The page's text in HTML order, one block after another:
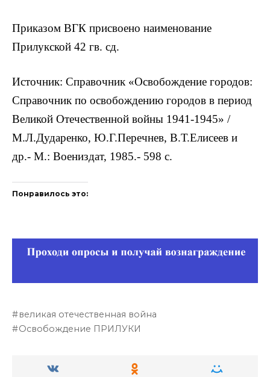
Приказом ВГК присвоено наименование
Прилукской 42 гв. сд.
Источник: Справочник «Освобождение городов:
Справочник по освобождению городов в период
Великой Отечественной войны 1941-1945» /
М.Л.Дударенко, Ю.Г.Перечнев, В.Т.Елисеев и
др.- М.: Воениздат, 1985.- 598 с.
Понравилось это:
великая отечественная война
Освобождение ПРИЛУКИ